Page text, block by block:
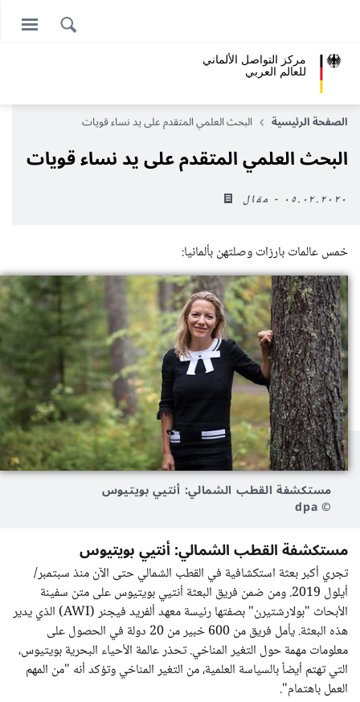
مركز التواصل الألماني
للعالم العربي
الصفحة الرئيسية البحث العلمي المتقدم على يد نساء قويات
البحث العلمي المتقدم على يد نساء قويات
٠٥.٠٢.٢٠٢٠ - مقال
خمس عالمات بارزات وصلتهن بألمانيا:
مستكشفة القطب الشمالي: أنتيي بويتيوس
© dpa
مستكشفة القطب الشمالي: أنتيي بويتيوس
تجري أكبر بعثة استكشافية في القطب الشمالي حتى الآن منذ سبتمبر/
أيلول 2019. ومن ضمن فريق البعثة أنتيي بويتيوس على متن سفينة
الأبحاث "بولارشتيرن" بصفتها رئيسة معهد ألفريد فيجنر (AWI) الذي يدير
هذه البعثة. يأمل فريق من 600 خبير من 20 دولة في الحصول على
معلومات مهمة حول التغير المناخي. تحذر عالمة الأحياء البحرية بويتيوس،
التي تهتم أيضاً بالسياسة العلمية، من التغير المناخي وتؤكد أنه "من المهم
العمل باهتمام".